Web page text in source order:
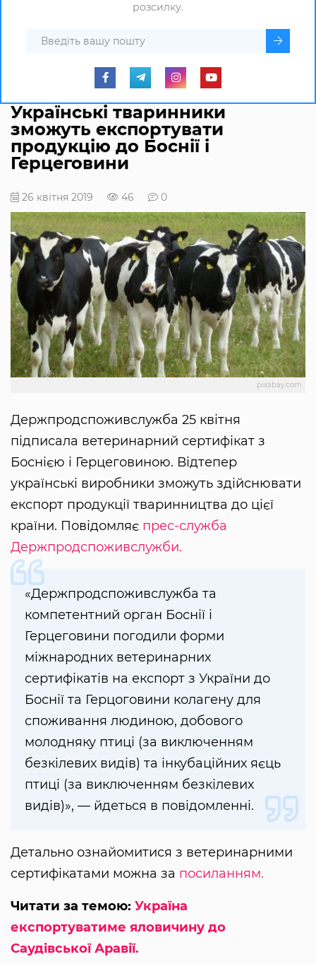
розсилку.
Українські тваринники
зможуть експортувати
продукцію до Боснії і
Герцеговини
26 квітня 2019 46 0
pixabay.com
Держпродспоживслужба 25 квітня
підписала ветеринарний сертифікат з
Боснією і Герцеговиною. Відтепер
українські виробники зможуть здійснювати
експорт продукції тваринництва до цієї
країни. Повідомляє прес-служба
Держпродспоживслужби.
«Держпродспоживслужба та
компетентний орган Боснії і
Герцеговини погодили форми
міжнародних ветеринарних
сертифікатів на експорт з України до
Боснії та Герцоговини колагену для
споживання людиною, добового
молодняку птиці (за виключенням
безкілевих видів) та інкубаційних яєць
птиці (за виключенням безкілевих
видів)», — йдеться в повідомленні.
Детально ознайомитися з ветеринарними
сертифікатами можна за посиланням.
Читати за темою: Україна
експортуватиме яловичину до
Саудівської Аравії.